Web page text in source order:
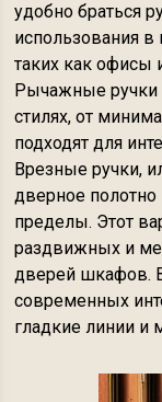
удобно браться
использования
таких как офисы
Рычажные ручки
стилях, от
подходят для
Врезные ручки,
дверное полотно
пределы. Этот
раздвижных и
дверей шкафов.
современных
гладкие линии и